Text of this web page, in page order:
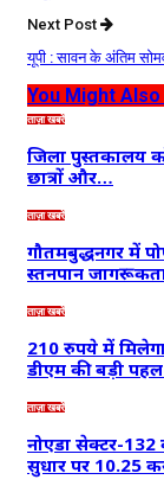
Next Post
यूपी : सावन के अंतिम
You Might
ताज़ा खबरें
जिला पुस्तकालय
छात्रों और…
ताज़ा खबरें
गौतमबुद्धनगर में
स्तनपान
ताज़ा खबरें
210 रुपये में
डीएम की बड़ी
ताज़ा खबरें
नोएडा सेक्टर-132
सुधार पर 10.25